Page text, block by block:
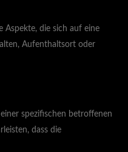
Aspekte, die sich auf eine
Aufenthaltsort oder
spezifischen betroffenen
dass die